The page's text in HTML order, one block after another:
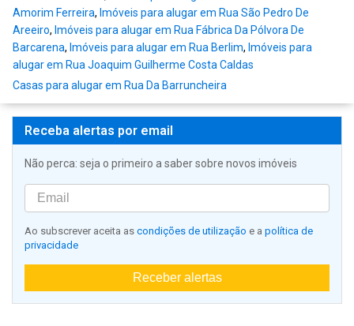
Amorim Ferreira, Imóveis para alugar em Rua São Pedro De
Areeiro, Imóveis para alugar em Rua Fábrica Da Pólvora De
Barcarena, Imóveis para alugar em Rua Berlim, Imóveis para
alugar em Rua Joaquim Guilherme Costa Caldas
Casas para alugar em Rua Da Barruncheira
Receba alertas por email
Não perca: seja o primeiro a saber sobre novos imóveis
Ao subscrever aceita as condições de utilização e a política de
privacidade
Receber alertas